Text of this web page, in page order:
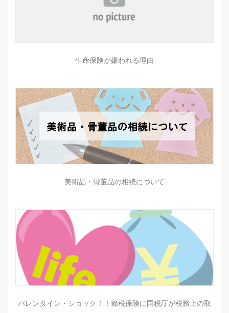
生命保険が嫌われる理由
美術品・骨董品の相続について
バレンタイン・ショック！！節税保険に国税庁が税務上の取